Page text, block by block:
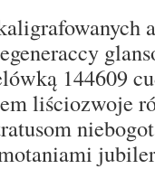
144609
liściozwoje